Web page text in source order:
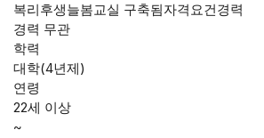
복리후생늘봄교실 구축됨자격요건경력
경력 무관
학력
대학(4년제)
연령
22세 이상
~